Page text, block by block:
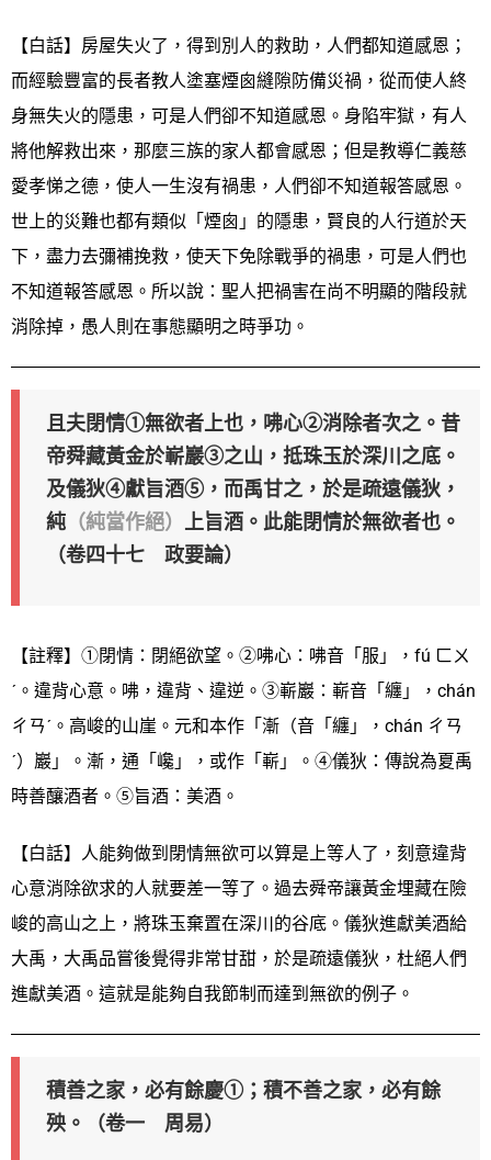
【白話】房屋失火了，得到別人的救助，人們都知道感恩；
而經驗豐富的長者教人塗塞煙囪縫隙防備災禍，從而使人終
身無失火的隱患，可是人們卻不知道感恩。身陷牢獄，有人
將他解救出來，那麼三族的家人都會感恩；但是教導仁義慈
愛孝悌之德，使人一生沒有禍患，人們卻不知道報答感恩。
世上的災難也都有類似「煙囪」的隱患，賢良的人行道於天
下，盡力去彌補挽救，使天下免除戰爭的禍患，可是人們也
不知道報答感恩。所以說：聖人把禍害在尚不明顯的階段就
消除掉，愚人則在事態顯明之時爭功。
且夫閉情①無欲者上也，咈心②消除者次之。昔
帝舜藏黃金於嶄巖③之山，抵珠玉於深川之底。
及儀狄④獻旨酒⑤，而禹甘之，於是疏遠儀狄，
純 （純當作絕） 上旨酒。此能閉情於無欲者也。
（卷四十七 政要論）
【註釋】①閉情：閉絕欲望。②咈心：咈音「服」，fú ㄈㄨ
ˊ。違背心意。咈，違背、違逆。③嶄巖：嶄音「纏」，chán
ㄔㄢˊ。高峻的山崖。元和本作「漸（音「纏」，chán ㄔㄢ
ˊ）巖」。漸，通「巉」，或作「嶄」。④儀狄：傳說為夏禹
時善釀酒者。⑤旨酒：美酒。
【白話】人能夠做到閉情無欲可以算是上等人了，刻意違背
心意消除欲求的人就要差一等了。過去舜帝讓黃金埋藏在險
峻的高山之上，將珠玉棄置在深川的谷底。儀狄進獻美酒給
大禹，大禹品嘗後覺得非常甘甜，於是疏遠儀狄，杜絕人們
進獻美酒。這就是能夠自我節制而達到無欲的例子。
積善之家，必有餘慶①；積不善之家，必有餘
殃。（卷一 周易）